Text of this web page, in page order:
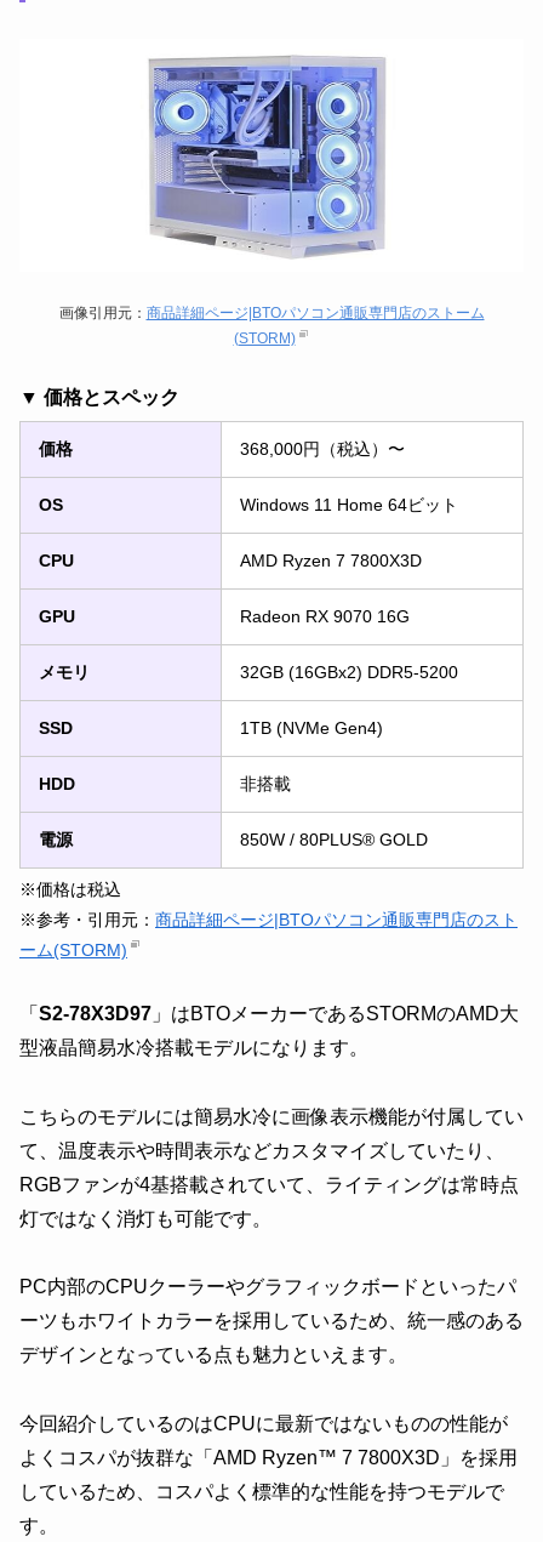
画像引用元： 商品詳細ページ|BTOパソコン通販専門店のストーム
(STORM)
▼ 価格とスペック
価格 368,000円（税込）〜
OS Windows 11 Home 64ビット
CPU AMD Ryzen 7 7800X3D
GPU Radeon RX 9070 16G
メモリ 32GB (16GBx2) DDR5-5200
SSD 1TB (NVMe Gen4)
HDD 非搭載
電源 850W / 80PLUS® GOLD
※価格は税込
※参考・引用元： 商品詳細ページ|BTOパソコン通販専門店のスト
ーム(STORM)
「 S2-78X3D97 」はBTOメーカーであるSTORMのAMD大
型液晶簡易水冷搭載モデルになります。
こちらのモデルには簡易水冷に画像表示機能が付属してい
て、温度表示や時間表示などカスタマイズしていたり、
RGBファンが4基搭載されていて、ライティングは常時点
灯ではなく消灯も可能です。
PC内部のCPUクーラーやグラフィックボードといったパ
ーツもホワイトカラーを採用しているため、統一感のある
デザインとなっている点も魅力といえます。
今回紹介しているのはCPUに最新ではないものの性能が
よくコスパが抜群な「AMD Ryzen™ 7 7800X3D」を採用
しているため、コスパよく標準的な性能を持つモデルで
す。